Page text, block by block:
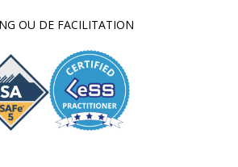
OU DE FACILITATION